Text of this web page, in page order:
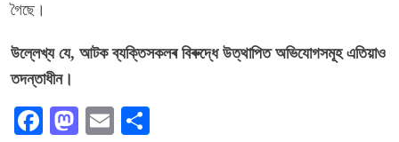
গৈছে।
উল্লেখ্য যে, আটক ব্যক্তিসকলৰ বিৰুদ্ধে উত্থাপিত অভিযোগসমূহ এতিয়াও
তদন্তাধীন।
Facebook
Mastodon
Email